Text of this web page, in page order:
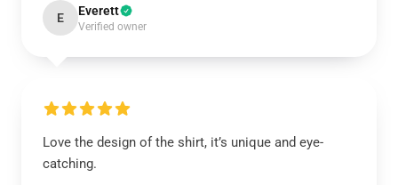
E Everett
Verified owner
Love the design of the shirt, it’s unique and eye-
catching.